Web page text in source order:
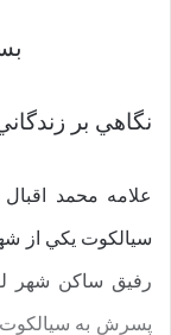
نگاهي بر
سيالكوت يكي از
رفيق ساكن شهر
پسرش به